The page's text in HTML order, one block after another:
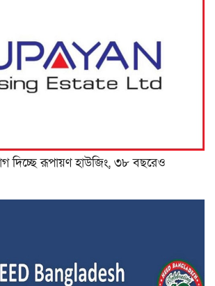
দিচ্ছে রূপায়ণ হাউজিং, ৩৮ বছরেও